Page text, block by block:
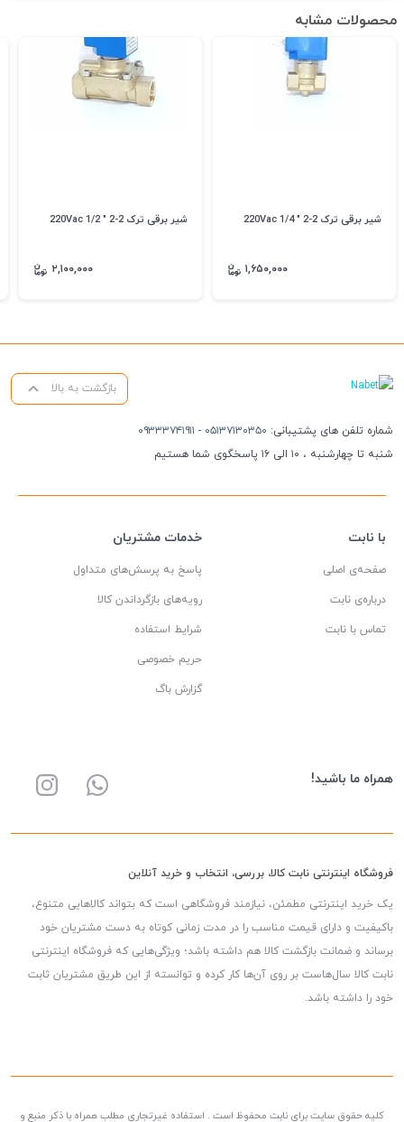
محصولات مشابه
شیر برقی ترک 2-2 " 1/4 220Vac
۱,۶۵۰,۰۰۰
شیر برقی ترک 2-2 " 1/2 220Vac
۲,۱۰۰,۰۰۰
بازگشت به بالا
شماره تلفن های پشتیبانی: ۰۵۱۳۷۱۳۰۳۵۰ - ۰۹۳۳۳۷۴۱۹۱۱
شنبه تا چهارشنبه ، ۱۰ الی ۱۶ پاسخگوی شما هستیم
با نابت
صفحه‌ی اصلی
درباره‌ی نابت
تماس با نابت
خدمات مشتریان
پاسخ به پرسش‌های متداول
رویه‌های بازگرداندن کالا
شرایط استفاده
حریم خصوصی
گزارش باگ
همراه ما باشید!
فروشگاه اینترنتی نابت کالا، بررسی، انتخاب و خرید آنلاین
یک خرید اینترنتی مطمئن، نیازمند فروشگاهی است که بتواند کالاهایی متنوع،
باکیفیت و دارای قیمت مناسب را در مدت زمانی کوتاه به دست مشتریان خود
برساند و ضمانت بازگشت کالا هم داشته باشد؛ ویژگی‌هایی که فروشگاه اینترنتی
نابت کالا سال‌هاست بر روی آن‌ها کار کرده و توانسته از این طریق مشتریان ثابت
خود را داشته باشد.
کلیه حقوق سایت برای نابت محفوظ است . استفاده غیرتجاری مطلب همراه با ذکر منبع و